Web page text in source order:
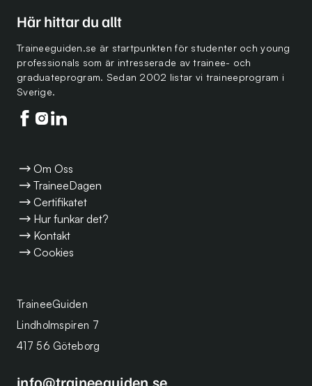
Här hittar du allt
Traineeguiden.se är startpunkten för studenter och young
professionals som är intresserade av trainee- och
graduateprogram. Sedan 2002 listar vi traineeprogram i
Sverige.
Följ oss på facebook
Följ oss på instagram
Följ oss på linkedin
TraineeGuiden
Lindholmspiren 7
417 56 Göteborg
info@traineeguiden.se
Om Oss
TraineeDagen
Certifikatet
Hur funkar det?
Kontakt
Cookies